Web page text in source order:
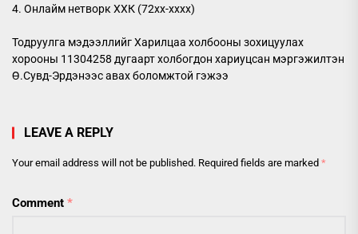
4. Онлайм нетворк ХХК (72xx-xxxx)
Тодруулга мэдээллийг Харилцаа холбооны зохицуулах
хорооны 11304258 дугаарт холбогдон хариуцсан мэргэжилтэн
Ө.Сувд-Эрдэнээс авах боломжтой гэжээ
LEAVE A REPLY
Your email address will not be published. Required fields are marked *
Comment *